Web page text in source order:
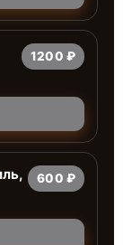
1200 ₽
600 ₽